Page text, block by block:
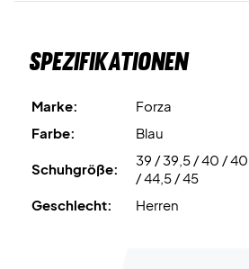
Spezifikationen
Marke:
Forza
Farbe:
Blau
Schuhgröße:
39 / 39,5 / 40 /
/ 44,5 / 45
Geschlecht:
Herren